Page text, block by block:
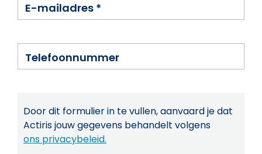
E-mailadres *
Telefoonnummer
Door dit formulier in te vullen, aanvaard je dat
Actiris jouw gegevens behandelt volgens
ons privacybeleid.